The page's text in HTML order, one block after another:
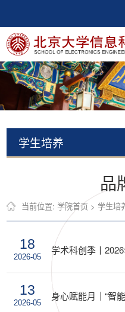
学生培养
品
当前位置:学院首页 >学生培
18
2026-05
学术科创季丨
13
2026-05